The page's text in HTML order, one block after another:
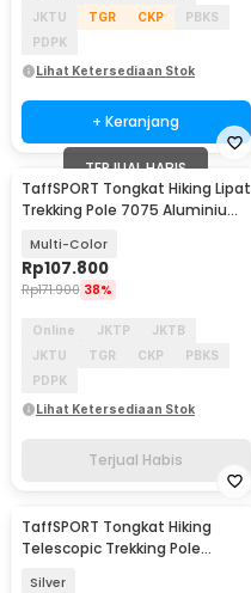
JKTU
TGR CKP
PBKS
PDPK
Lihat Ketersediaan Stok
+ Keranjang
TERJUAL HABIS
TaffSPORT Tongkat Hiking Lipat
Trekking Pole 7075 Aluminium
Multi-Color
Rp107.800
Rp171.900 38%
Online JKTP
JKTB
JKTU
TGR CKP
PBKS
PDPK
Lihat Ketersediaan Stok
Terjual Habis
TaffSPORT Tongkat Hiking
Telescopic Trekking Pole
Silver